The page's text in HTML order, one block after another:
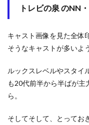
トレビの泉 のNN
キャスト画像を見た全体
そうなキャストが多いよ
ルックスレベルやスタイ
も20代前半から半ばが主
ら。
そしてそして、とってお